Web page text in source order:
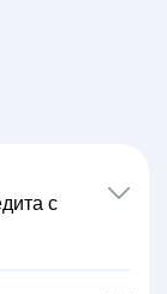
с